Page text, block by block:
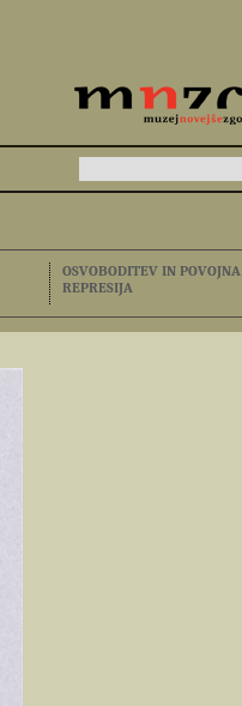
OSVOBODITEV IN POVOJNA
REPRESIJA